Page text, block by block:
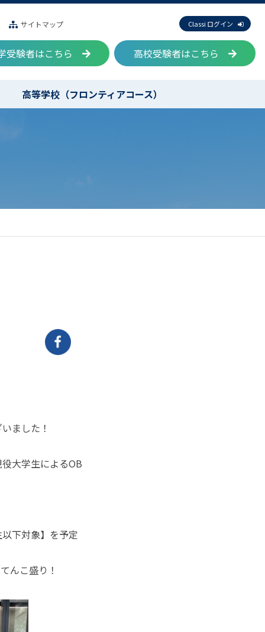
サイトマップ Classi ログイン
受験者はこちら 高校受験者はこちら
高等学校（フロンティアコース）
ました！
大学生によるOB
下対象】を予定
んこ盛り！